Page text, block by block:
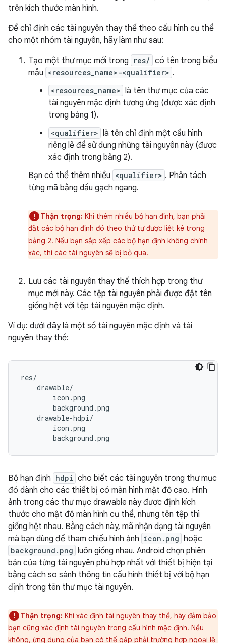
trên kích thước màn hình.
Để chỉ định các tài nguyên thay thế theo cấu hình cụ thể
cho một nhóm tài nguyên, hãy làm như sau:
Tạo một thư mục mới trong
res/ có tên trong biểu
mẫu <resources_name>-<qualifier> .
<resources_name>
là tên thư mục của các
tài nguyên mặc định tương ứng (được xác định
trong bảng 1).
<qualifier>
là tên chỉ định một cấu hình
riêng lẻ để sử dụng những tài nguyên này (được
xác định trong bảng 2).
Bạn có thể thêm nhiều <qualifier> . Phân tách
từng mã bằng dấu gạch ngang.
Thận trọng: Khi thêm nhiều bộ hạn định, bạn phải
đặt các bộ hạn định đó theo thứ tự được liệt kê trong
bảng 2. Nếu bạn sắp xếp các bộ hạn định không chính
xác, thì các tài nguyên sẽ bị bỏ qua.
Lưu các tài nguyên thay thế thích hợp trong thư
mục mới này. Các tệp tài nguyên phải được đặt tên
giống hệt với tệp tài nguyên mặc định.
Ví dụ: dưới đây là một số tài nguyên mặc định và tài
nguyên thay thế:
Bộ hạn định hdpi cho biết các tài nguyên trong thư mục
đó dành cho các thiết bị có màn hình mật độ cao. Hình
ảnh trong các thư mục drawable này được định kích
thước cho mật độ màn hình cụ thể, nhưng tên tệp thì
giống hệt nhau. Bằng cách này, mã nhận dạng tài nguyên
mà bạn dùng để tham chiếu hình ảnh icon.png hoặc
background.png
luôn giống nhau. Android chọn phiên
bản của từng tài nguyên phù hợp nhất với thiết bị hiện tại
bằng cách so sánh thông tin cấu hình thiết bị với bộ hạn
định trong tên thư mục tài nguyên.
Thận trọng: Khi xác định tài nguyên thay thế, hãy đảm bảo
bạn cũng xác định tài nguyên trong cấu hình mặc định. Nếu
không, ứng dụng của bạn có thể gặp phải trường hợp ngoại lệ